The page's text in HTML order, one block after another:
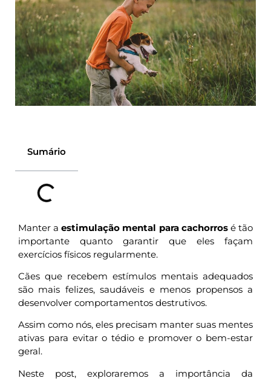
Sumário
Manter aestimulação mental para cachorrosé tão
importante quanto garantir que eles façam
exercícios físicos regularmente.
Cães que recebem estímulos mentais adequados
são mais felizes, saudáveis e menos propensos a
desenvolver comportamentos destrutivos.
Assim como nós, eles precisam manter suas mentes
ativas para evitar o tédio e promover o bem-estar
geral.
Neste post, exploraremos a importância da